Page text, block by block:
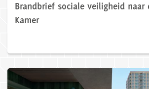
Brandbrief sociale veiligheid naar
Kamer